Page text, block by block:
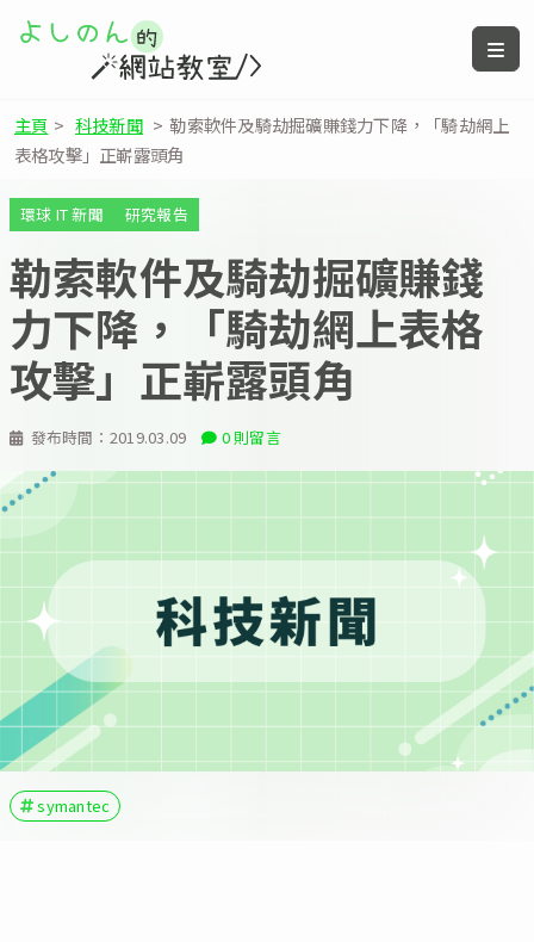
主頁 > 科技新聞 > 勒索軟件及騎劫掘礦賺錢力下降，「騎劫網上
表格攻擊」正嶄露頭角
發布時間： 2019.03.09 0 則留言
環球 IT 新聞 研究報告
勒索軟件及騎劫掘礦賺錢
力下降，「騎劫網上表格
攻擊」正嶄露頭角
symantec